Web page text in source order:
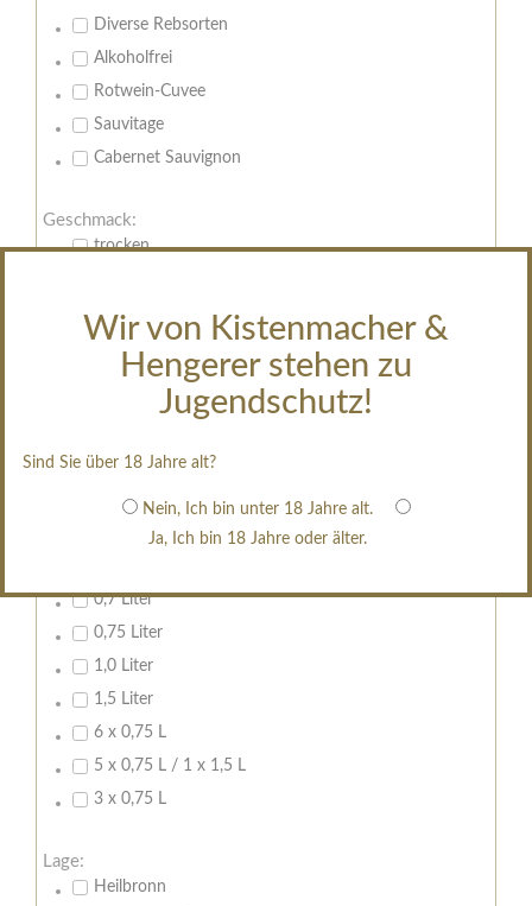
Wir von Kistenmacher &
Hengerer stehen zu
Jugendschutz!
Sind Sie über 18 Jahre alt?
Nein, Ich bin unter 18 Jahre alt.
Ja, Ich bin 18 Jahre oder älter.
Diverse Rebsorten
Alkoholfrei
Rotwein-Cuvee
Sauvitage
Cabernet Sauvignon
Geschmack:
trocken
halbtrocken
edelsüß
erfrischend, nicht zu süß
0,7 Liter
0,75 Liter
1,0 Liter
1,5 Liter
6 x 0,75 L
5 x 0,75 L / 1 x 1,5 L
3 x 0,75 L
Lage:
Heilbronn